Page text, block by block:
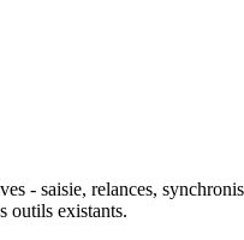
- saisie, relances,
outils existants.